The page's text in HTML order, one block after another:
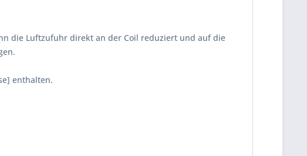
die Luftzufuhr direkt an der Coil reduziert und auf die
enthalten.